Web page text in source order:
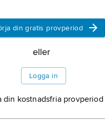
om artikeln
din gratis provperiod
eller
Logga in
din kostnadsfria